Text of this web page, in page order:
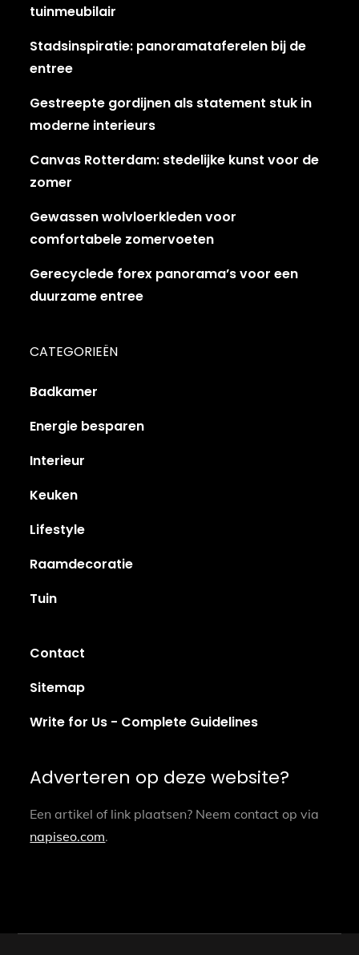
tuinmeubilair
Stadsinspiratie: panoramataferelen bij de
entree
Gestreepte gordijnen als statement stuk in
moderne interieurs
Canvas Rotterdam: stedelijke kunst voor de
zomer
Gewassen wolvloerkleden voor
comfortabele zomervoeten
Gerecyclede forex panorama’s voor een
duurzame entree
CATEGORIEËN
Badkamer
Energie besparen
Interieur
Keuken
Lifestyle
Raamdecoratie
Tuin
Contact
Sitemap
Write for Us - Complete Guidelines
Adverteren op deze website?
Een artikel of link plaatsen? Neem contact op via
napiseo.com.